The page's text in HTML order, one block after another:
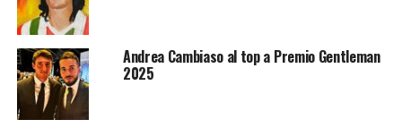
Andrea Cambiaso al top a Premio Gentleman
2025